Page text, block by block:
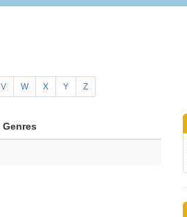
V W X Y Z
Genres